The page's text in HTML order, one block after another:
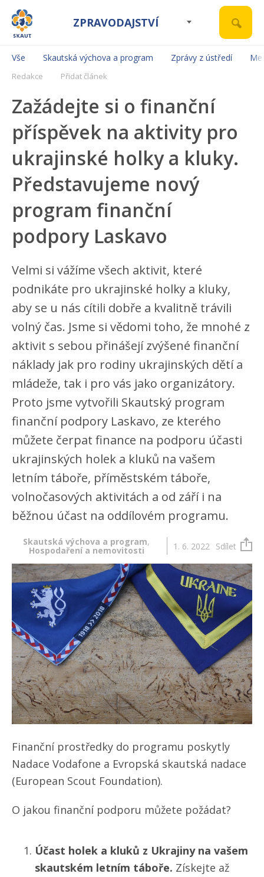
ZPRAVODAJSTVÍ
Vše Skautská výchova a program Zprávy z ústředí
Redakce Přidat článek
Zažádejte si o finanční
příspěvek na aktivity pro
ukrajinské holky a kluky.
Představujeme nový
program finanční
podpory Laskavo
Velmi si vážíme všech aktivit, které
podnikáte pro ukrajinské holky a kluky,
aby se u nás cítili dobře a kvalitně trávili
volný čas. Jsme si vědomi toho, že mnohé z
aktivit s sebou přinášejí zvýšené finanční
náklady jak pro rodiny ukrajinských dětí a
mládeže, tak i pro vás jako organizátory.
Proto jsme vytvořili Skautský program
finanční podpory Laskavo, ze kterého
můžete čerpat finance na podporu účasti
ukrajinských holek a kluků na vašem
letním táboře, příměstském táboře,
volnočasových aktivitách a od září i na
běžnou účast na oddílovém programu.
Skautská výchova a program,
Hospodaření a nemovitosti 1. 6. 2022 Sdílet
Finanční prostředky do programu poskytly
Nadace Vodafone a Evropská skautská nadace
(European Scout Foundation).
O jakou finanční podporu můžete požádat?
Účast holek a kluků z Ukrajiny na vašem
skautském letním táboře. Získejte až